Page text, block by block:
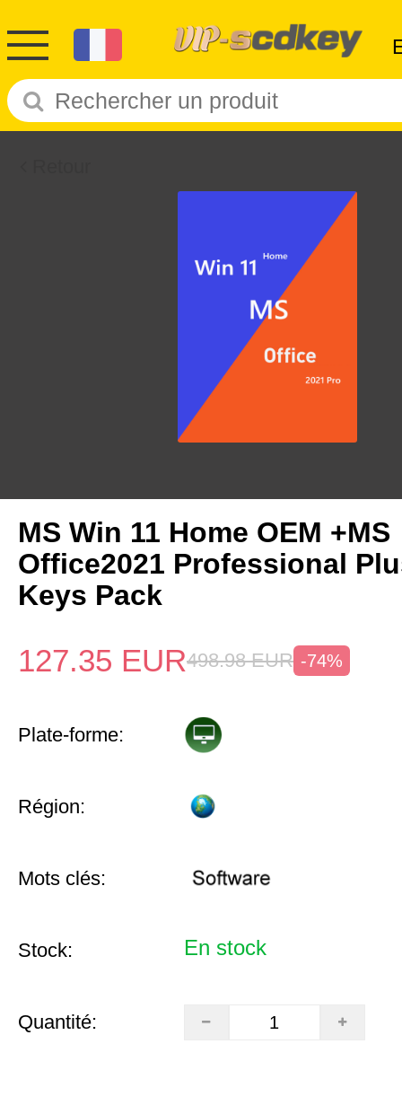
MS Win 11 Home OEM +MS
Office2021 Professional
Keys Pack
127.35 EUR498.98 EUR -74%
Plate-forme:
Région:
Mots clés:
Stock: En stock
Quantité: